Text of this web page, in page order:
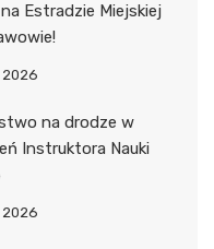
Estradzie Miejskiej
na drodze w
Instruktora Nauki